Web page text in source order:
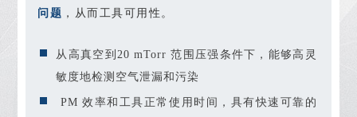
问题 ，从而工具可用性。
从高真空到20 mTorr 范围压强条件下，能够高灵
敏度地检测空气泄漏和污染
PM 效率和工具正常使用时间，具有快速可靠的